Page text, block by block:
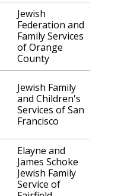
Jewish
Federation and
Family Services
of Orange
County
Jewish Family
and Children's
Services of San
Francisco
Elayne and
James Schoke
Jewish Family
Service of